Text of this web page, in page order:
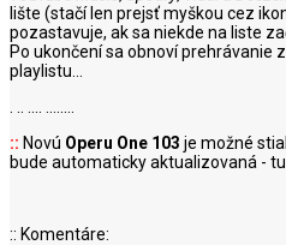
lište (stačí len prejsť myškou cez
pozastavuje, ak sa niekde na liste
Po ukončení sa obnoví prehrávanie
playlistu...
:: Novú Operu One 103 je možné
bude automaticky aktualizovaná -
:: Komentáre: